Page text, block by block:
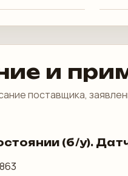
и
поставщика,
(б/у).